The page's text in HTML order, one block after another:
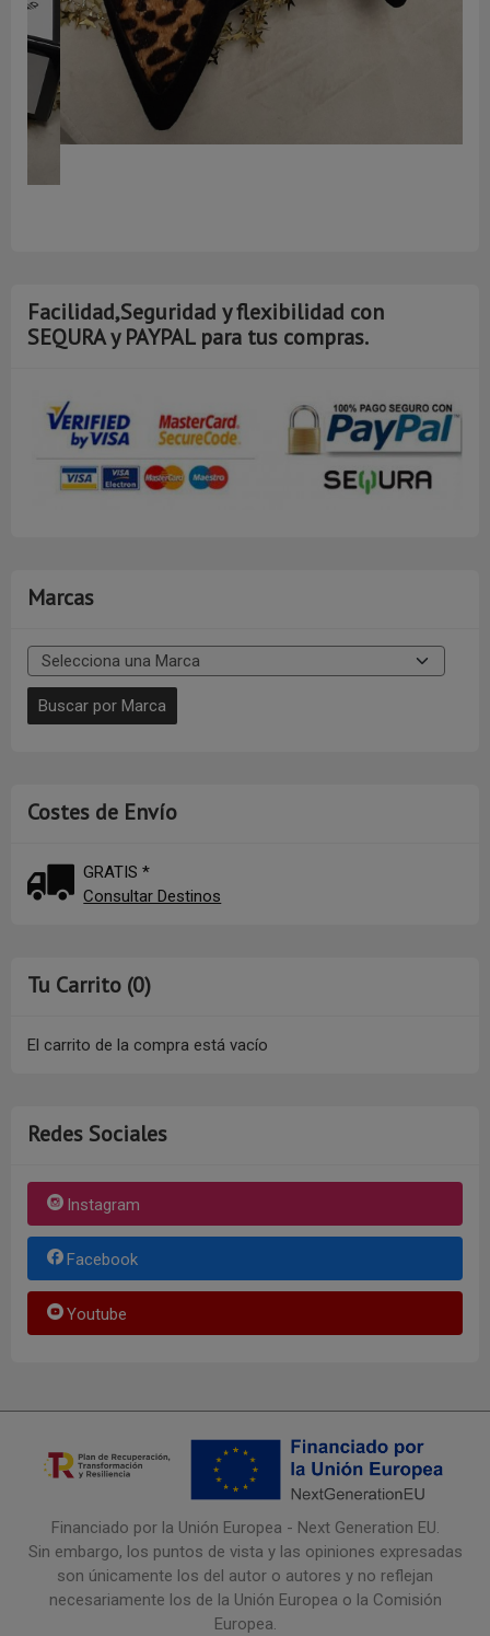
Facilidad,Seguridad y flexibilidad con
SEQURA y PAYPAL para tus compras.
Marcas
Costes de Envío
GRATIS *
Consultar Destinos
Tu Carrito (0)
El carrito de la compra está vacío
Redes Sociales
Instagram
Facebook
Youtube
Financiado por la Unión Europea - Next Generation EU.
Sin embargo, los puntos de vista y las opiniones expresadas
son únicamente los del autor o autores y no reflejan
necesariamente los de la Unión Europea o la Comisión
Europea.